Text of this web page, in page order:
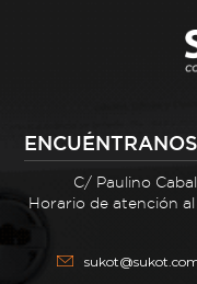
C/ Paulino
Horario de atención